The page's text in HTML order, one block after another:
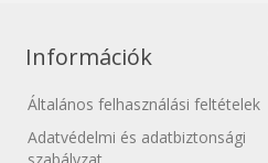
Információk
Általános felhasználási feltételek
Adatvédelmi és adatbiztonsági